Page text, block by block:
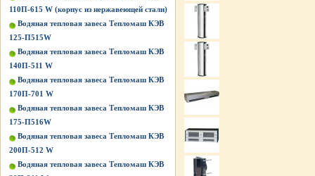
110П-615 W (корпус из нержавеющей стали)
Водяная тепловая завеса Тепломаш КЭВ
125-П515W
Водяная тепловая завеса Тепломаш КЭВ
140П-511 W
Водяная тепловая завеса Тепломаш КЭВ
170П-701 W
Водяная тепловая завеса Тепломаш КЭВ
175-П516W
Водяная тепловая завеса Тепломаш КЭВ
200П-512 W
Водяная тепловая завеса Тепломаш КЭВ